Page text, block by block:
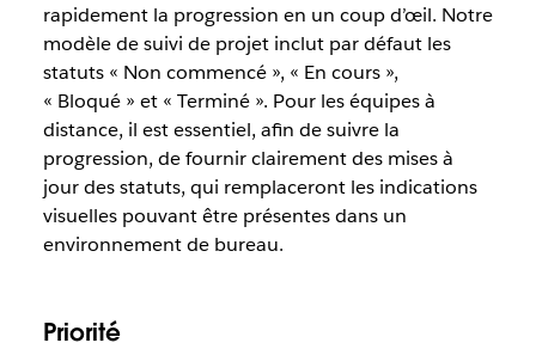
rapidement la progression en un coup d’œil. Notre
modèle de suivi de projet inclut par défaut les
statuts « Non commencé », « En cours »,
« Bloqué » et « Terminé ». Pour les équipes à
distance, il est essentiel, afin de suivre la
progression, de fournir clairement des mises à
jour des statuts, qui remplaceront les indications
visuelles pouvant être présentes dans un
environnement de bureau.
Priorité